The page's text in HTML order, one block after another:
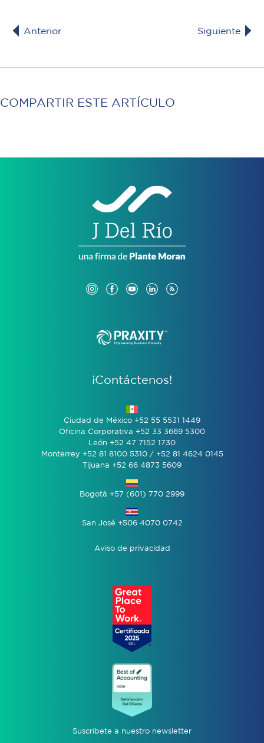
Anterior Siguiente
COMPARTIR ESTE ARTÍCULO
¡Contáctenos!
Ciudad de México +52 55 5531 1449
Oficina Corporativa +52 33 3669 5300
León +52 47 7152 1730
Monterrey +52 81 8100 5310 / +52 81 4624 0145
Tijuana +52 66 4873 5609
Bogotá +57 (601) 770 2999
San José +506 4070 0742
Aviso de privacidad
Suscríbete a nuestro newsletter